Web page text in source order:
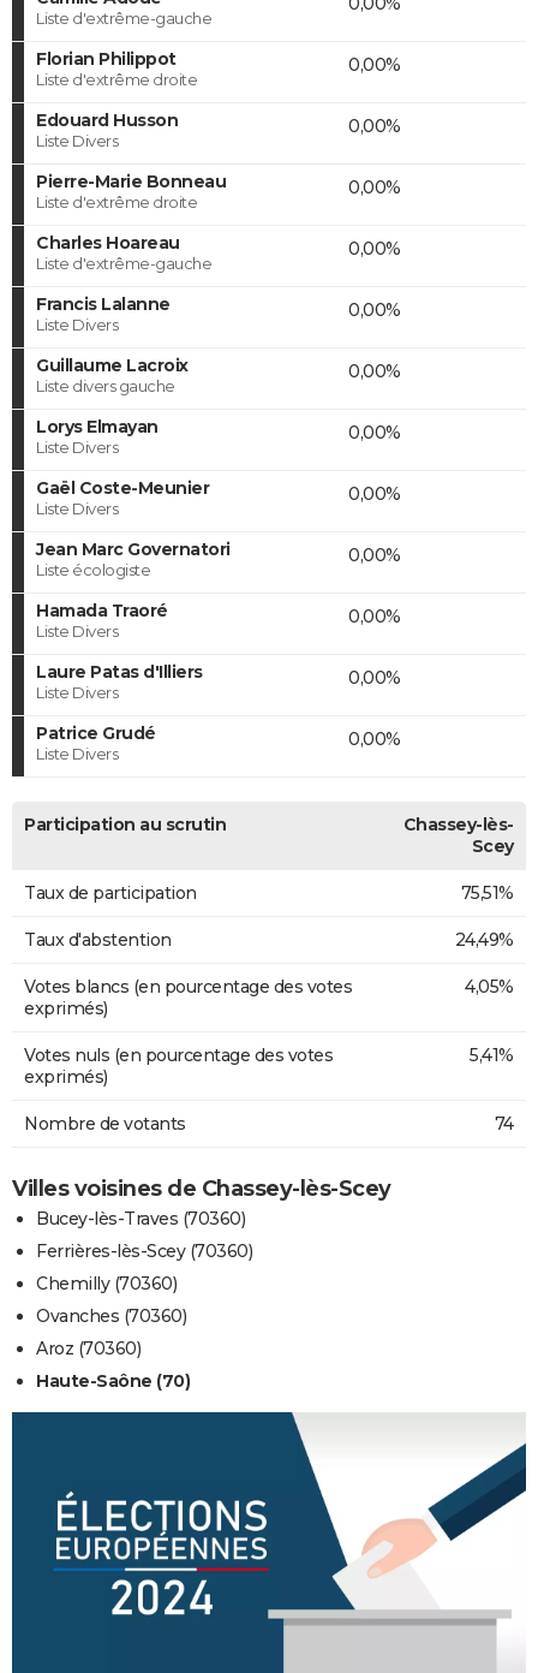
Liste d'extrême-gauche
Florian Philippot
Liste d'extrême droite
0,00%
Edouard Husson
Liste Divers
0,00%
Pierre-Marie Bonneau
Liste d'extrême droite
0,00%
Charles Hoareau
Liste d'extrême-gauche
0,00%
Francis Lalanne
Liste Divers
0,00%
Guillaume Lacroix
Liste divers gauche
0,00%
Lorys Elmayan
Liste Divers
0,00%
Gaël Coste-Meunier
Liste Divers
0,00%
Jean Marc Governatori
Liste écologiste
0,00%
Hamada Traoré
Liste Divers
0,00%
Laure Patas d'Illiers
Liste Divers
0,00%
Patrice Grudé
Liste Divers
0,00%
Participation au scrutin
Chassey-lès-
Scey
Taux de participation 75,51%
Taux d'abstention 24,49%
Votes blancs (en pourcentage des votes
exprimés)
4,05%
Votes nuls (en pourcentage des votes
exprimés)
5,41%
Nombre de votants 74
Villes voisines de Chassey-lès-Scey
Bucey-lès-Traves (70360)
Ferrières-lès-Scey (70360)
Chemilly (70360)
Ovanches (70360)
Aroz (70360)
Haute-Saône (70)